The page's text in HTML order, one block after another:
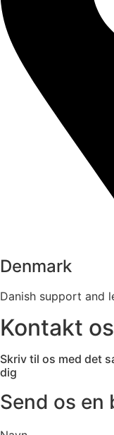
Denmark
Danish support and
Kontakt os
Skriv til os med det
dig
Send os en